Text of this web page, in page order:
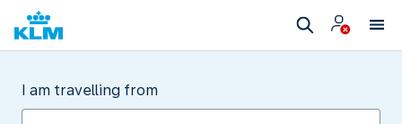
I am travelling from